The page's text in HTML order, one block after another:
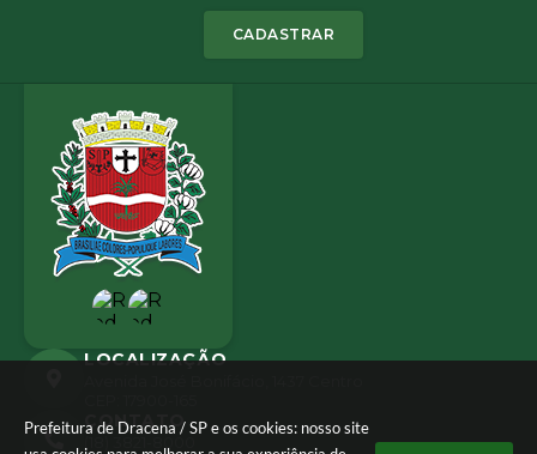
Prefeitura de Dracena / SP e os cookies: nosso site
CADASTRAR
LOCALIZAÇÃO
CONTATO